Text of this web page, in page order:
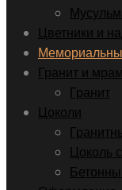
Цветники и
Гранит и
Гранит
Цоколи
Цоколь